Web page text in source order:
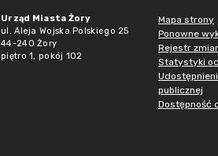
Urząd Miasta Żory
ul. Aleja Wojska Polskiego 25
44-240 Żory
piętro 1, pokój 102
Mapa strony
Ponowne
Rejestr
Statystyki
publicznej
Dostępność